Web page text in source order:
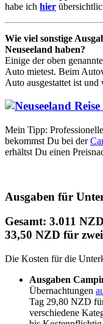
habe ich hier
Wie viel sonstige
Neuseeland haben?
Einige der oben
Auto mietest. Beim
Auto ausgestattet ist
Mein Tipp:
bekommst Du bei der
erhältst Du einen
Ausgaben für
Gesamt: 3.011
33,50 NZD für
Die Kosten für die
Ausgaben
Übernachtungen
Tag 29,80 NZD
verschiedene